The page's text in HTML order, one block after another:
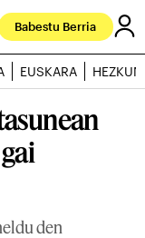
Babestu Berria
EUSKARA
den